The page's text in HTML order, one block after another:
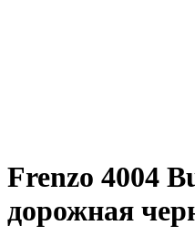
Frenzo 4004
дорожная